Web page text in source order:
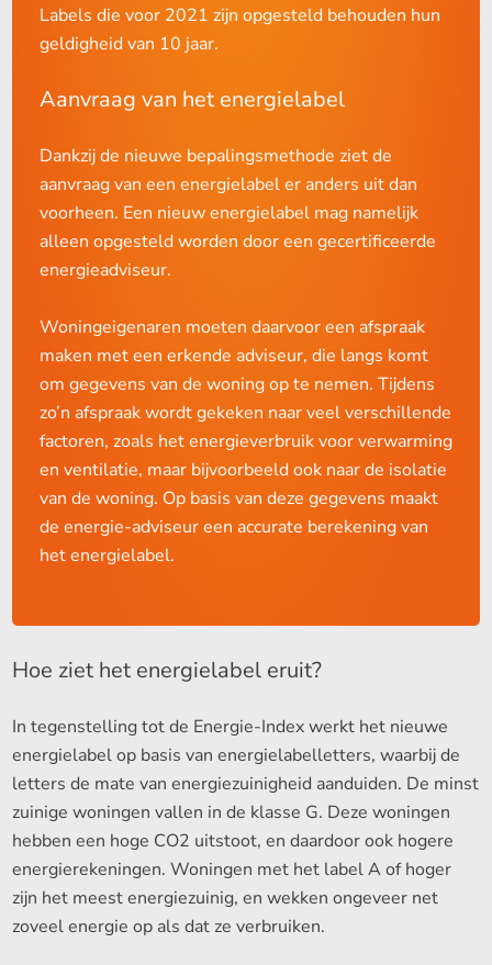
Labels die voor 2021 zijn opgesteld behouden hun
geldigheid van 10 jaar.
Aanvraag van het energielabel
Dankzij de nieuwe bepalingsmethode ziet de
aanvraag van een energielabel er anders uit dan
voorheen. Een nieuw energielabel mag namelijk
alleen opgesteld worden door een gecertificeerde
energieadviseur.
Woningeigenaren moeten daarvoor een afspraak
maken met een erkende adviseur, die langs komt
om gegevens van de woning op te nemen. Tijdens
zo’n afspraak wordt gekeken naar veel verschillende
factoren, zoals het energieverbruik voor verwarming
en ventilatie, maar bijvoorbeeld ook naar de isolatie
van de woning. Op basis van deze gegevens maakt
de energie-adviseur een accurate berekening van
het energielabel.
Hoe ziet het energielabel eruit?
In tegenstelling tot de Energie-Index werkt het nieuwe
energielabel op basis van energielabelletters, waarbij de
letters de mate van energiezuinigheid aanduiden. De minst
zuinige woningen vallen in de klasse G. Deze woningen
hebben een hoge CO2 uitstoot, en daardoor ook hogere
energierekeningen. Woningen met het label A of hoger
zijn het meest energiezuinig, en wekken ongeveer net
zoveel energie op als dat ze verbruiken.